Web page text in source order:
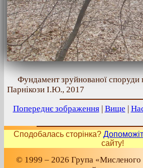
Фундамент зруйнованої споруди
Парнікози І.Ю., 2017
Попереднє зображення| Вище |
Сподобалась сторінка?
сайту!
© 1999 – 2026 Група «Мисленого